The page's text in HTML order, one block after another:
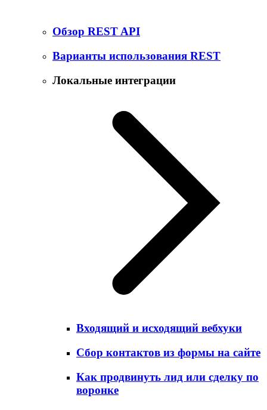
Обзор REST API
Варианты использования REST
Локальные интеграции
Входящий и исходящий вебхуки
Сбор контактов из формы на сайте
Как продвинуть лид или сделку по
воронке